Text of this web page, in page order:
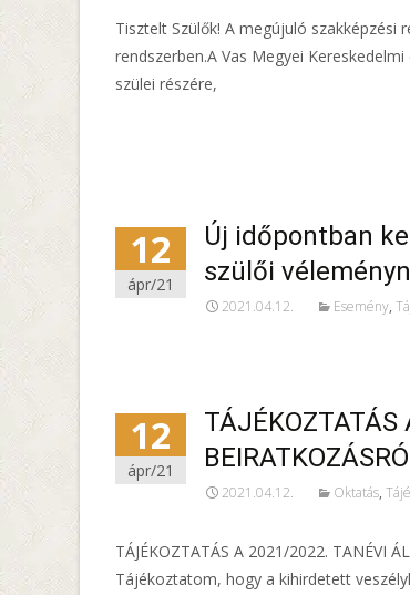
Tisztelt Szülők! A megújuló
rendszerben.A Vas Megyei
szülei részére,
12
ápr/21
Új időpontban
szülői
2021.04.12. Esemény,
12
ápr/21
TÁJÉKOZTATÁS
2021.04.12. Oktatás,
TÁJÉKOZTATÁS A 2021/2022. TANÉVI
Tájékoztatom, hogy a kihirdetett